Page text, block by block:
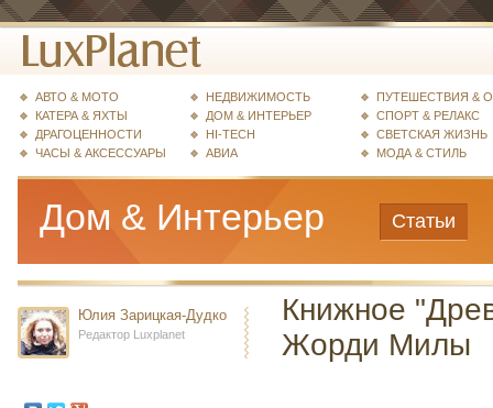
АВТО & МОТО
КАТЕРА & ЯХТЫ
ДРАГОЦЕННОСТИ
ЧАСЫ & АКСЕССУАРЫ
НЕДВИЖИМОСТЬ
ДОМ & ИНТЕРЬЕР
HI-TECH
АВИА
ПУТЕШЕСТВИЯ &
СПОРТ & РЕЛАКС
СВЕТСКАЯ ЖИЗНЬ
МОДА & СТИЛЬ
Дом & Интерьер Статьи
Юлия Зарицкая-Дудко
Редактор Luxplanet
Книжное
Жорди Милы